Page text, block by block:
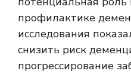
профилактике
исследования
снизить риск
прогрессирование